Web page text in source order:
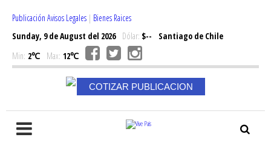
Publicación Avisos Legales | Bienes Raices
Sunday, 9 de August del 2026Dólar: $--
Santiago de Chile
Min: 2℃ Max: 12℃
COTIZAR PUBLICACION